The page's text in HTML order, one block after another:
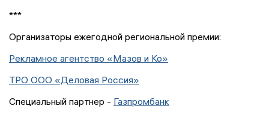
***
Организаторы ежегодной региональной премии:
Рекламное агентство «Мазов и Ко»
ТРО ООО «Деловая Россия»
Специальный партнер - Газпромбанк